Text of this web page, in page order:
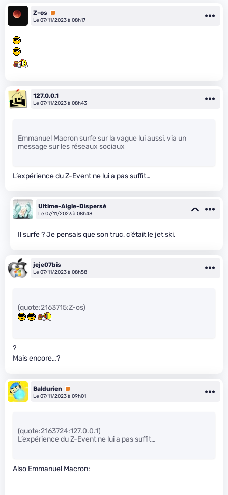
Z-os Premium
Le 07/11/2023 à 08h17
127.0.0.1
Le 07/11/2023 à 08h43
Emmanuel Macron surfe sur la vague lui aussi, via un
message sur les réseaux sociaux
L’expérience du Z-Event ne lui a pas suffit…
Ultime-Aigle-Dispersé
Le 07/11/2023 à 08h48
Il surfe ? Je pensais que son truc, c’était le jet ski.
jeje07bis
Le 07/11/2023 à 08h58
(quote:2163715:Z-os)
?
Mais encore…?
Baldurien
Premium
Le 07/11/2023 à 09h01
(quote:2163724:127.0.0.1)
L’expérience du Z-Event ne lui a pas suffit…
Also Emmanuel Macron: